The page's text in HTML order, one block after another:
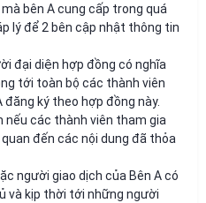
bên A cung cấp trong quá
lý để 2 bên cập nhật thông tin
đại diện hợp đồng có nghĩa
tới toàn bộ các thành viên
ký theo hợp đồng này.
nếu các thành viên tham gia
đến các nội dung đã thỏa
người giao dịch của Bên A có
và kịp thời tới những người